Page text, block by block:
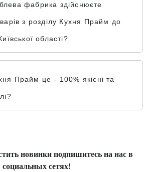
фабрика здійснюєте
з розділу Кухня Прайм до
області?
Прайм це - 100% якісні та
новинки подпишитесь на нас в
социальных сетях!